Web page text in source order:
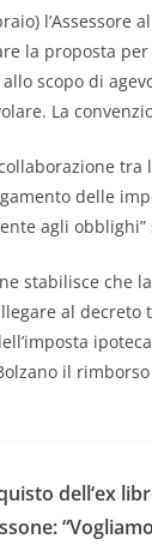
l’Assessore
la proposta per
scopo di
La
tra
delle
agli obblighi”
stabilisce che la
al decreto
il
dell‘ex